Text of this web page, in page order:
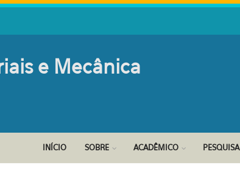
e Mecânica
INÍCIO SOBRE ACADÊMICO PESQUISA